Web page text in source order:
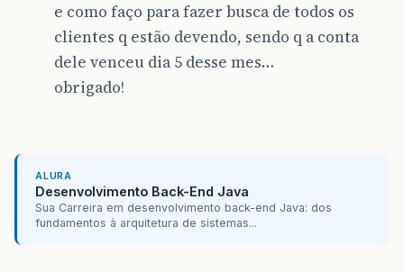
e como faço para fazer busca de todos os
clientes q estão devendo, sendo q a conta
dele venceu dia 5 desse mes…
obrigado!
ALURA
Desenvolvimento Back-End Java
Sua Carreira em desenvolvimento back-end Java: dos
fundamentos à arquitetura de sistemas...